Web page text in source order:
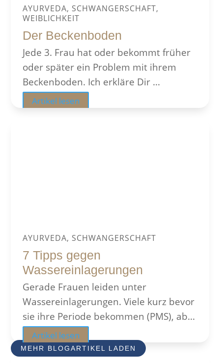
AYURVEDA, SCHWANGERSCHAFT,
WEIBLICHKEIT
Der Beckenboden
Jede 3. Frau hat oder bekommt früher
oder später ein Problem mit ihrem
Beckenboden. Ich erkläre Dir ...
Artikel lesen
AYURVEDA, SCHWANGERSCHAFT
7 Tipps gegen
Wassereinlagerungen
Gerade Frauen leiden unter
Wassereinlagerungen. Viele kurz bevor
sie ihre Periode bekommen (PMS), ab...
Artikel lesen
MEHR BLOGARTIKEL LADEN